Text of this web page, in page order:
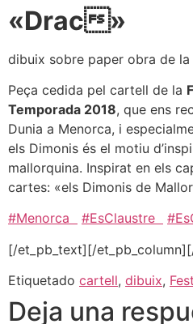
«Drac»
dibuix sobre paper obra de la
Peça cedida pel cartell de la
Temporada 2018, que ens
Dunia a Menorca, i
els Dimonis és el motiu
mallorquina. Inspirat en els
cartes: «els Dimonis de
#Menorca #EsClaustre #
[/et_pb_text][/
Etiquetado cartell, dibuix,
Deja una